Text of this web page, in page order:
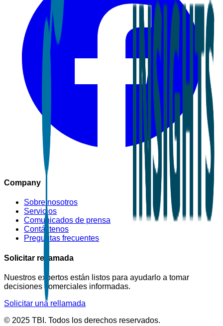
Company
Sobre nosotros
Servicios
Comunicados de prensa
Contáctenos
Preguntas frecuentes
Solicitar rellamada
Nuestros expertos están listos para ayudarlo a tomar
decisiones comerciales informadas.
Solicitar una rellamada
© 2025 TBI. Todos los derechos reservados.